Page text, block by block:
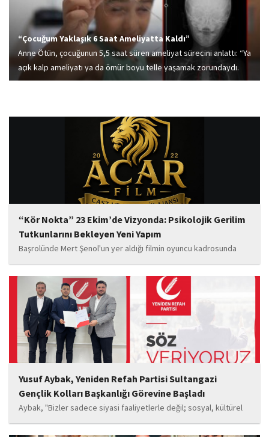
“Çocuğum Yaklaşık 6 Saat Ameliyatta Kaldı”
Anne Ötün, çocuğunun 5,5 saat süren ameliyat sürecini anlattı: “Ya
açık kalp ameliyatı ya da ömür boyu telle yaşamak zorundaydı.
Çok acılı günler geçirdik, kimsenin canı yanmasın.”
“Kör Nokta” 23 Ekim’de Vizyonda: Psikolojik Gerilim
Tutkunlarını Bekleyen Yeni Yapım
Başrolünde Mert Şenol'un yer aldığı filmin oyuncu kadrosunda
Esma Kıyanç, Ayşe Aktaş, Berna Kıyanç, Gökay Alpaslan Şahin,
Sema Yaldıran, Sıla Altıntaş, İsmail Akkoç, Celal Acar ve çocuk
oyuncu Görkem Akyol...
Yusuf Aybak, Yeniden Refah Partisi Sultangazi
Gençlik Kolları Başkanlığı Görevine Başladı
Aybak, "Bizler sadece siyasi faaliyetlerle değil; sosyal, kültürel
ve manevi değerleri güçlendiren çalışmalarla da gençlerimizin